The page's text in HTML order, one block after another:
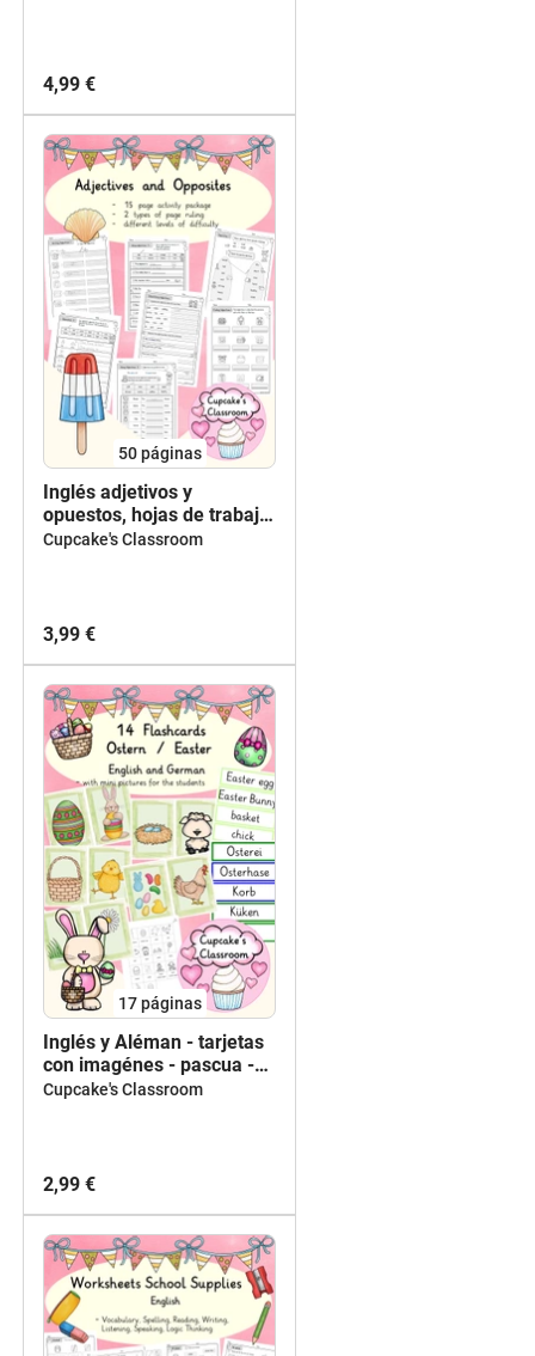
4,99 €
50páginas
Inglés adjetivos y
opuestos, hojas de trabajo,
Adjectives and Opposites
Cupcake's Classroom
3,99 €
17páginas
Inglés y Aléman - tarjetas
con imagénes - pascua -
Flashcards English: Easter
Cupcake's Classroom
2,99 €